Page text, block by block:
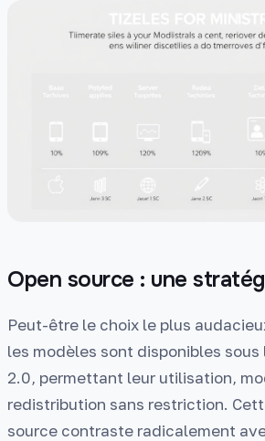
Open source : une
Peut-être le choix le plus
les modèles sont disponibles
2.0, permettant leur utilisation,
redistribution sans restriction.
source contraste radicalement